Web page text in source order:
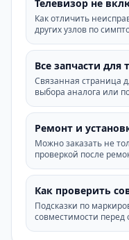
Телевизор не
Как отличить
других узлов по
Все запчасти для
Связанная страница
выбора аналога или
Ремонт и
Можно заказать не
проверкой после
Как проверить
Подсказки по
совместимости